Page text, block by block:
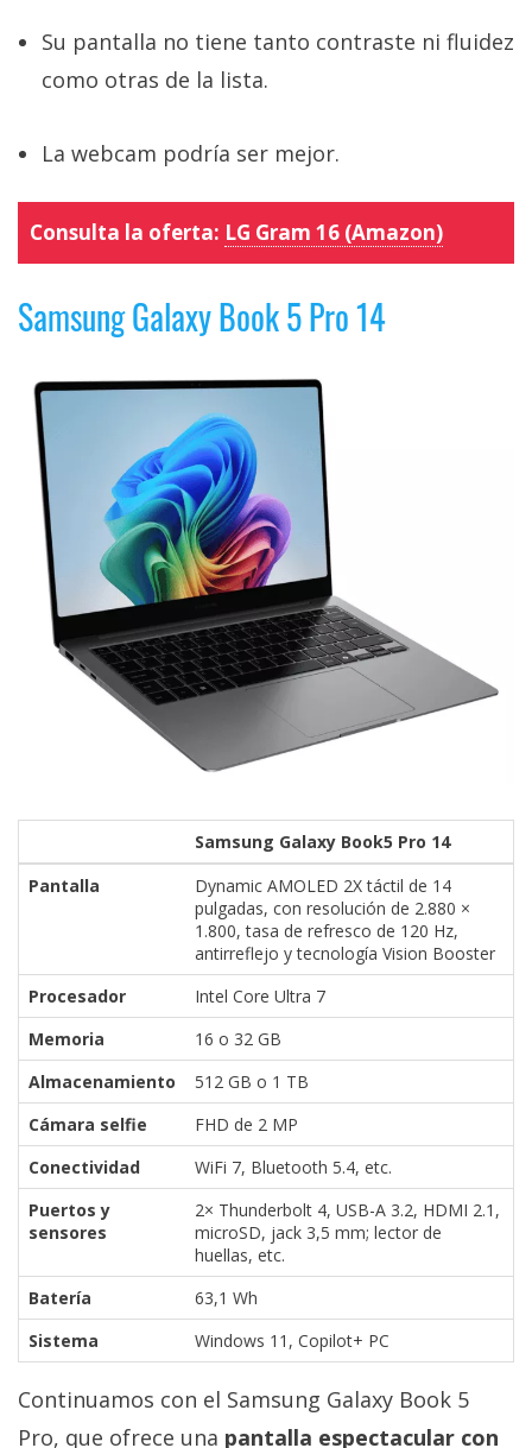
Su pantalla no tiene tanto contraste ni fluidez
como otras de la lista.
La webcam podría ser mejor.
Consulta la oferta: LG Gram 16 (Amazon)
Samsung Galaxy Book 5 Pro 14
Samsung Galaxy Book5 Pro 14
Pantalla
Dynamic AMOLED 2X táctil de 14
pulgadas, con resolución de 2.880 ×
1.800, tasa de refresco de 120 Hz,
antirreflejo y tecnología Vision Booster
Procesador
Intel Core Ultra 7
Memoria
16 o 32 GB
Almacenamiento
512 GB o 1 TB
Cámara selfie
FHD de 2 MP
Conectividad
WiFi 7, Bluetooth 5.4, etc.
Puertos y
sensores
2× Thunderbolt 4, USB-A 3.2, HDMI 2.1,
microSD, jack 3,5 mm; lector de
huellas, etc.
Batería
63,1 Wh
Sistema
Windows 11, Copilot+ PC
Continuamos con el Samsung Galaxy Book 5
Pro, que ofrece una pantalla espectacular con